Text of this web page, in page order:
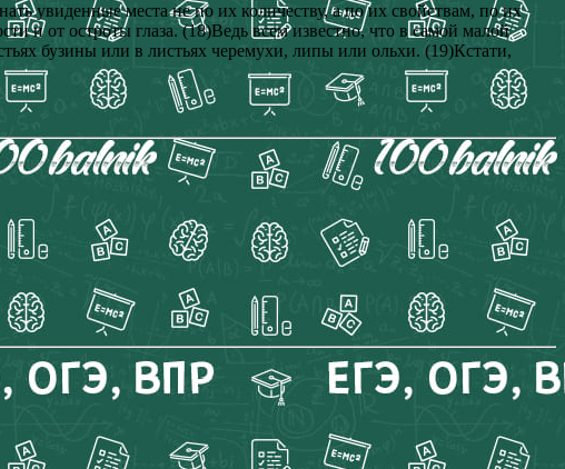
увиденные места не по их количеству, а по их свойствам, по их
и от остроты глаза. (18)Ведь всем известно, что в самой малой
бузины или в листьях черемухи, липы или ольхи. (19)Кстати,